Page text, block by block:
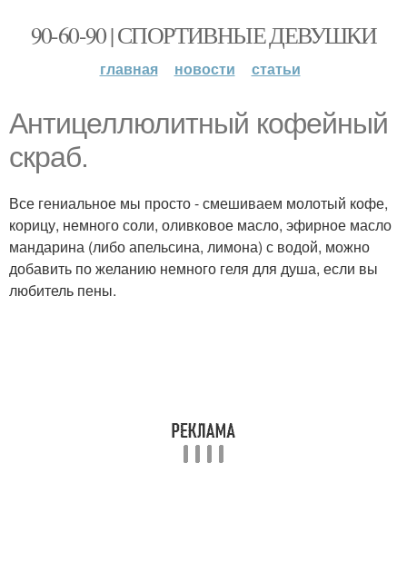
90-60-90 | СПОРТИВНЫЕ ДЕВУШКИ
главная новости статьи
Антицеллюлитный кофейный
скраб.
Все гениальное мы просто - смешиваем молотый кофе,
корицу, немного соли, оливковое масло, эфирное масло
мандарина (либо апельсина, лимона) с водой, можно
добавить по желанию немного геля для душа, если вы
любитель пены.